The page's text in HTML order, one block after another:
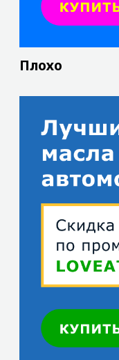
Хорошо